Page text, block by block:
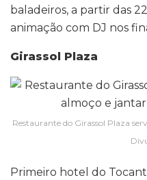
baladeiros, a partir das
animação com DJ nos
Girassol Plaza
Restaurante do Girassol Plaza
Primeiro hotel do